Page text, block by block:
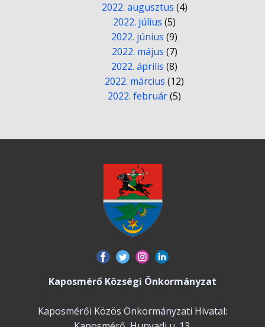
2022. augusztus (4)
2022. július (5)
2022. június (9)
2022. május (7)
2022. április (8)
2022. március (12)
2022. február(5)
Kaposmérő Községi Önkormányzat
Kaposmérői Közös Önkormányzati Hivatal: